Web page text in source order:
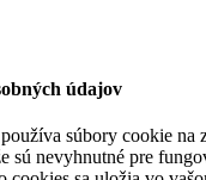
údajov
súbory cookie
sú nevyhnutné pre